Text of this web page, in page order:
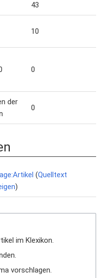
43
10
0
der
0
(Quelltext
)
im Klexikon.
vorschlagen.